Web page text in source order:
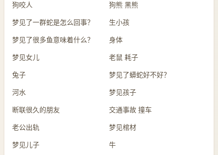
狗咬人 狗熊 黑熊
梦见了一群蛇是怎么回事？ 生小孩
梦见了很多鱼意味着什么？ 身体
梦见女儿 老鼠 耗子
兔子 梦见了蟒蛇好不好？
河水 梦见孩子
断联很久的朋友 交通事故 撞车
老公出轨 梦见棺材
梦见儿子 牛